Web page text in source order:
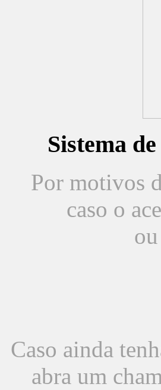
Sistema
Por motivos
caso o
Caso ainda
abra um